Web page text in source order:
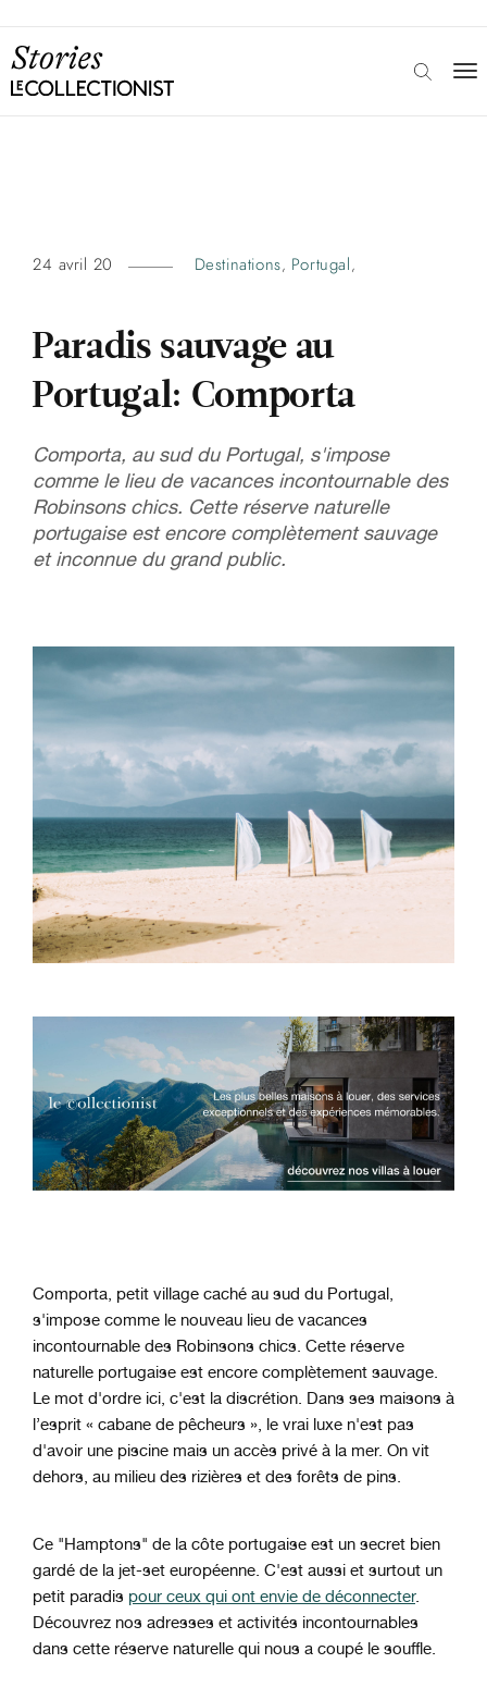
24 avril 20 Destinations, Portugal,
Paradis sauvage au
Portugal: Comporta
Comporta, au sud du Portugal, s'impose
comme le lieu de vacances incontournable des
Robinsons chics. Cette réserve naturelle
portugaise est encore complètement sauvage
et inconnue du grand public.
Comporta, petit village caché au sud du Portugal,
s'impose comme le nouveau lieu de vacances
incontournable des Robinsons chics. Cette réserve
naturelle portugaise est encore complètement sauvage.
Le mot d'ordre ici, c'est la discrétion. Dans ses maisons à
l’esprit « cabane de pêcheurs », le vrai luxe n'est pas
d'avoir une piscine mais un accès privé à la mer. On vit
dehors, au milieu des rizières et des forêts de pins.
Ce "Hamptons" de la côte portugaise est un secret bien
gardé de la jet-set européenne. C'est aussi et surtout un
petit paradis pour ceux qui ont envie de déconnecter.
Découvrez nos adresses et activités incontournables
dans cette réserve naturelle qui nous a coupé le souffle.